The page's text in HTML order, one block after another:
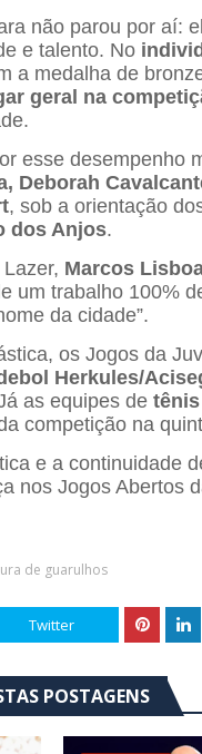
não parou por aí:
e talento. No
a medalha de
geral na
esse desempenho
Deborah
, sob a orientação
dos Anjos.
Marcos
um trabalho 100%
da cidade”.
os Jogos da
Herkules/
as equipes de
competição na
e a continuidade
nos Jogos Abertos
de guarulhos
Twitter
POSTAGENS